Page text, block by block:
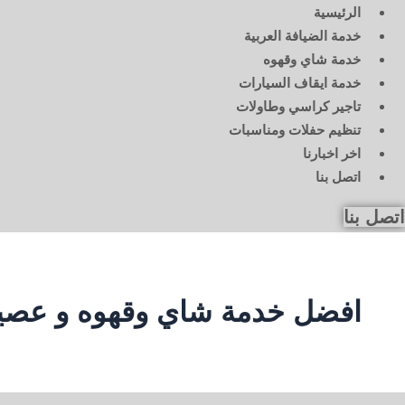
الرئيسية
خدمة الضيافة العربية
خدمة شاي وقهوه
خدمة ايقاف السيارات
تاجير كراسي وطاولات
تنظيم حفلات ومناسبات
اخر اخبارنا
اتصل بنا
اتصل بنا
افضل خدمة شاي وقهوه و